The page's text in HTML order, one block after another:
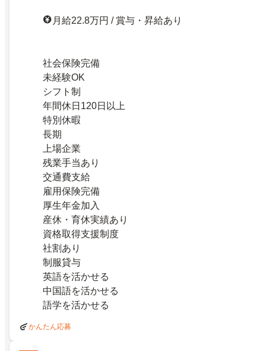
月給22.8万円 / 賞与・昇給あり
社会保険完備
未経験OK
シフト制
年間休日120日以上
特別休暇
長期
上場企業
残業手当あり
交通費支給
雇用保険完備
厚生年金加入
産休・育休実績あり
資格取得支援制度
社割あり
制服貸与
英語を活かせる
中国語を活かせる
語学を活かせる
かんたん応募